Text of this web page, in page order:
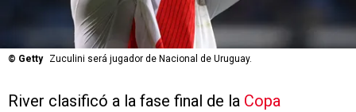
© Getty Zuculini será jugador de Nacional de Uruguay.
River clasificó a la fase final de la Copa